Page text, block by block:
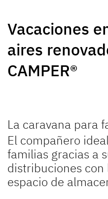
Vacaciones
aires
CAMPER®
La caravana para
El compañero
familias gracias a
distribuciones con
espacio de